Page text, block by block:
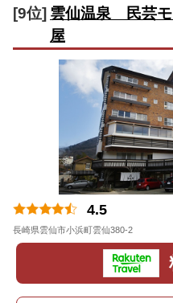
[9位] 雲仙温泉 民芸
屋
4.5
長崎県雲仙市小浜町雲仙380-2